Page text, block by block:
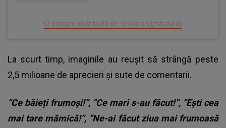
O postare distribuită de Shakira (@shakira)
La scurt timp, imaginile au reușit să strângă peste
2,5 milioane de aprecieri și sute de comentarii.
“Ce băieți frumoși!”, “Ce mari s-au făcut!”, “Ești cea
mai tare mămică!”, “Ne-ai făcut ziua mai frumoasă